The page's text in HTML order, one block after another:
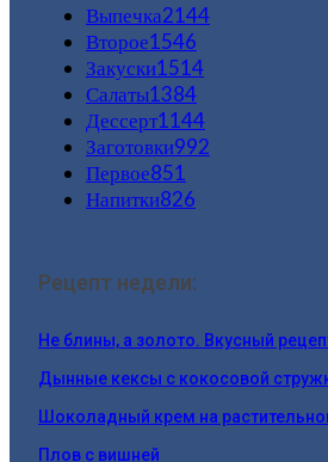
Выпечка2144
Второе1546
Закуски1514
Салаты1384
Дессерт1144
Заготовки992
Первое851
Напитки826
Рецепт недели:
Не блины, а золото. Вкусный
Дынные кексы с кокосовой
Шоколадный крем на
Плов с вишней